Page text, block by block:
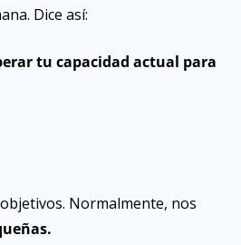
Dice así:
tu capacidad actual para
Normalmente, nos